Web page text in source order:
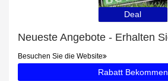
Deal
Besuchen Sie die Website
Rabatt Bekommen